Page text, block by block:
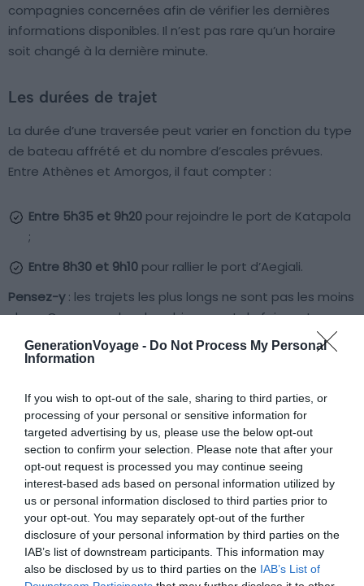
GenerationVoyage - Do Not Process My Personal
Information
If you wish to opt-out of the sale, sharing to third parties, or
processing of your personal or sensitive information for
targeted advertising by us, please use the below opt-out
section to confirm your selection. Please note that after your
opt-out request is processed you may continue seeing
interest-based ads based on personal information utilized by
us or personal information disclosed to third parties prior to
your opt-out. You may separately opt-out of the further
disclosure of your personal information by third parties on the
IAB’s list of downstream participants. This information may
also be disclosed by us to third parties on the IAB’s List of
compagnies concernées afin de vérifier les dernières
informations disponibles. Il n’est pas rare qu’un horaire
soit changé à la dernière minute.
Les durées de trajet
La durée d’une traversée peut varier en fonction du type
de bateau affrété et du nombre d’escales prévues.
Entre Athènes et Amorgos, il faut compter :
Entre 5h35 et 9h20 pour rejoindre le port de Katapola
;
Entre 8h30 et 9h10 pour rallier le port d’Aegiali.
Pensez-y: les trajets les plus longs ne sont pas les moins
chers. Comparez-les donc bien avant de faire votre
choix !
d’Athènes à Amorgos
Pour un billet adulte, comptez entre33 et 70€, en
fonction de la période choisie.
Vous souhaitez emmener un véhicule ? Sachez alors que
le prix de votre billet peut vite augmenter. Voici quelques
exemples :